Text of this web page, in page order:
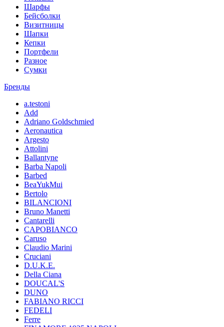
Шарфы
Бейсболки
Визитницы
Шапки
Кепки
Портфели
Разное
Сумки
Бренды
a.testoni
Add
Adriano Goldschmied
Aeronautica
Argesto
Attolini
Ballantyne
Barba Napoli
Barbed
BeaYukMui
Bertolo
BILANCIONI
Bruno Manetti
Cantarelli
CAPOBIANCO
Caruso
Claudio Marini
Cruciani
D.U.K.E.
Della Ciana
DOUCAL'S
DUNO
FABIANO RICCI
FEDELI
Ferre